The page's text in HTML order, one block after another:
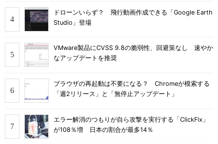
ドローンいらず？ 飛行動画作成できる「Google Earth
Studio」登場
VMware製品にCVSS 9.8の脆弱性、回避策なし 速やか
なアップデートを推奨
ブラウザの再起動は不要になる？ Chromeが模索する
「週2リリース」と「無停止アップデート」
エラー解消のつもりが自ら攻撃を実行する「ClickFix」
が108％増 日本の割合が最多14％